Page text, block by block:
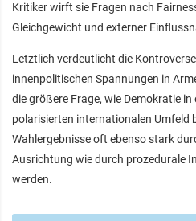
Kritiker wirft sie Fragen nach
Gleichgewicht und externer
Letztlich verdeutlicht die
innenpolitischen Spannungen in
die größere Frage, wie Demokratie in
polarisierten internationalen Umfeld
Wahlergebnisse oft ebenso stark
Ausrichtung wie durch prozedurale
werden.